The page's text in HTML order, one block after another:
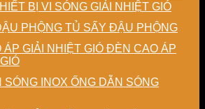
BỊ VI SÓNG GIẢI NHIỆT GIÓ
TỦ SẤY ĐẬU PHỘNG
ĐÈN CAO ÁP
ỐNG DẪN SÓNG